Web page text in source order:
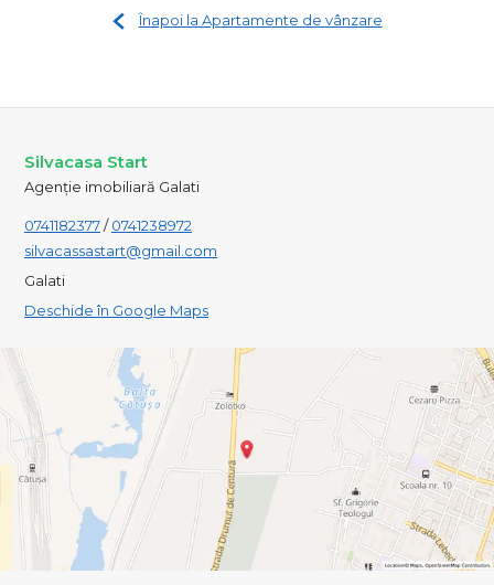
Înapoi la Apartamente de vânzare
Silvacasa Start
Agenție imobiliară Galati
0741182377/0741238972
silvacassastart@gmail.com
Galati
Deschide în Google Maps